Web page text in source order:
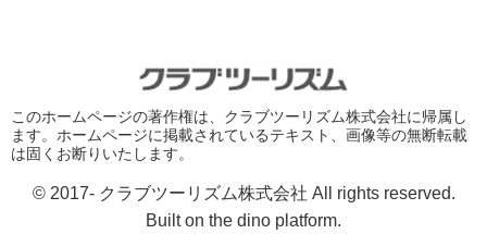
このホームページの著作権は、クラブツーリズム株式会社に帰属し
ます。ホームページに掲載されているテキスト、画像等の無断転載
は固くお断りいたします。
© 2017- クラブツーリズム株式会社 All rights reserved.
Built on the dino platform.